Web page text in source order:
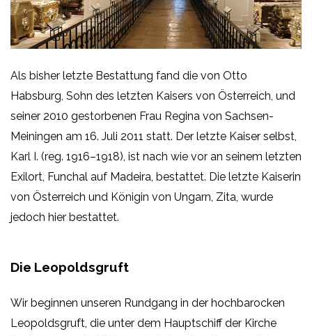
Als bisher letzte Bestattung fand die von Otto
Habsburg, Sohn des letzten Kaisers von Österreich, und
seiner 2010 gestorbenen Frau Regina von Sachsen-
Meiningen am 16. Juli 2011 statt. Der letzte Kaiser selbst,
Karl I. (reg. 1916–1918), ist nach wie vor an seinem letzten
Exilort, Funchal auf Madeira, bestattet. Die letzte Kaiserin
von Österreich und Königin von Ungarn, Zita, wurde
jedoch hier bestattet.
Die Leopoldsgruft
Wir beginnen unseren Rundgang in der hochbarocken
Leopoldsgruft, die unter dem Hauptschiff der Kirche